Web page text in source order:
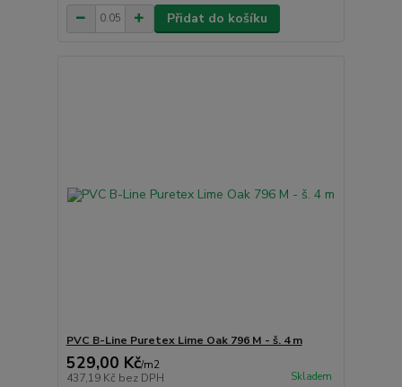
Přidat do košíku
PVC B-Line Puretex Lime Oak 796 M - š. 4 m
529,00 Kč/m2
437,19 Kč bez DPH Skladem